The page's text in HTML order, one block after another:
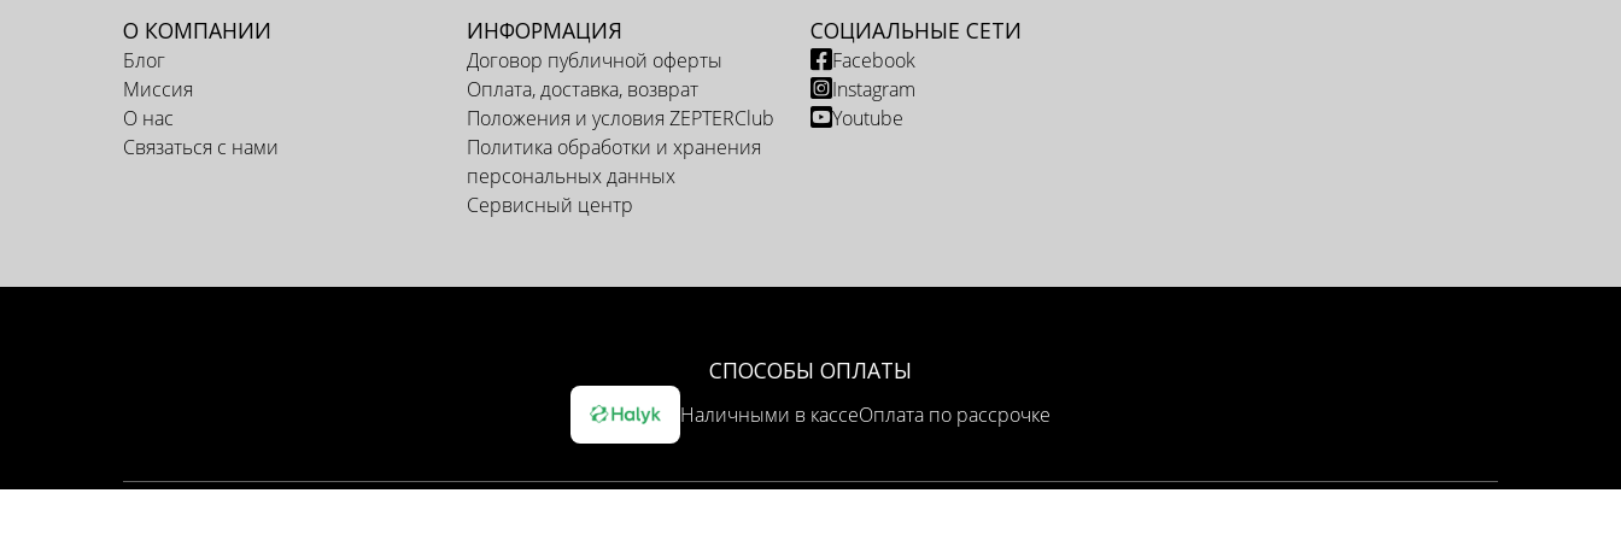
О КОМПАНИИ
Блог
Миссия
О нас
Связаться с нами
ИНФОРМАЦИЯ
Договор публичной оферты
Оплата, доставка, возврат
Положения и условия ZEPTERClub
Политика обработки и хранения
персональных данных
Сервисный центр
СОЦИАЛЬНЫЕ СЕТИ
Facebook
Instagram
Youtube
СПОСОБЫ ОПЛАТЫ
Наличными в кассеОплата по рассрочке
ОПЦИЯ ДОСТАВКИ